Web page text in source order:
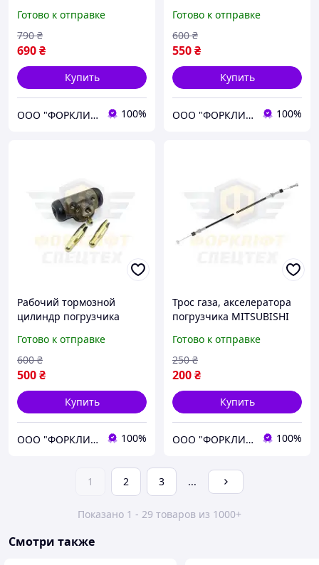
FG/FD10-18N, FGE10-18 №
91B4310900, 91B4320900
Готово к отправке
690₴
790 ₴
Купить
ООО "ФОРКЛИФТ-СПЕЦТЕХ" 100%
91H2012670, 91H20-02670,
91H20-12670
Готово к отправке
550₴
600 ₴
Купить
ООО "ФОРКЛИФТ-СПЕЦТЕХ" 100%
Рабочий тормозной
цилиндр погрузчика
№ 91B4600312,
9124601800, 9124601801
Готово к отправке
500₴
600 ₴
Купить
ООО "ФОРКЛИФТ-СПЕЦТЕХ" 100%
Трос газа, акселератора
погрузчика MITSUBISHI
91A5125400, 91A5135400,
91A51-25400, 91A51-35400
Готово к отправке
200₴
250 ₴
Купить
ООО "ФОРКЛИФТ-СПЕЦТЕХ" 100%
1 2 3 ...
Показано 1 - 29 товаров из 1000+
Смотри также